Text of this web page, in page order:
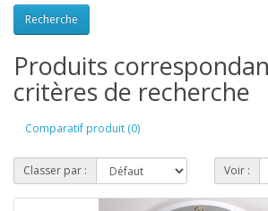
Produits
critères de recherche
Comparatif produit (0)
Classer par : Voir :